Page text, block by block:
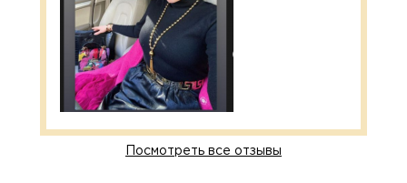
Посмотреть все отзывы